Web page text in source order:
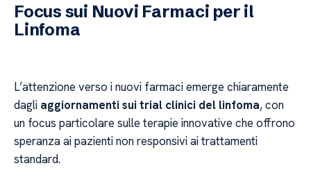
Focus sui Nuovi Farmaci per il
Linfoma
L’attenzione verso i nuovi farmaci emerge chiaramente
dagli aggiornamenti sui trial clinici del linfoma, con
un focus particolare sulle terapie innovative che offrono
speranza ai pazienti non responsivi ai trattamenti
standard.